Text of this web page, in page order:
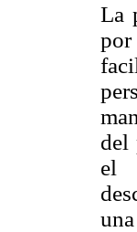
La
por
del
el